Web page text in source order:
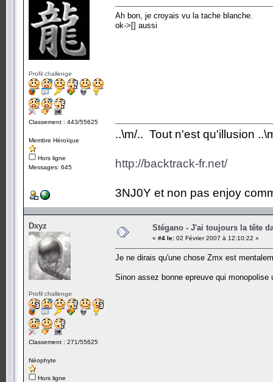
Profil challenge
Classement : 443/55625
Membre Héroïque
Hors ligne
Messages: 645
Ah bon, je croyais vu la tache blanche.
ok->[] aussi
..\m/.. Tout n'est qu'illusion
http://backtrack-fr.net/
3NJ0Y et non pas enjoy
Dxyz
Profil challenge
Classement : 271/55625
Néophyte
Hors ligne
Stégano - J'ai toujours la tête
« #4 le: 02 Février 2007 à 12:10:22 »
Je ne dirais qu'une chose Zmx est
Sinon assez bonne epreuve qui monopolise